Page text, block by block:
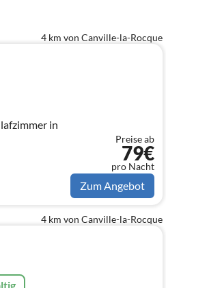
4 km von Canville-la-Rocque
in
Preise ab
79€
pro Nacht
Zum Angebot
4 km von Canville-la-Rocque